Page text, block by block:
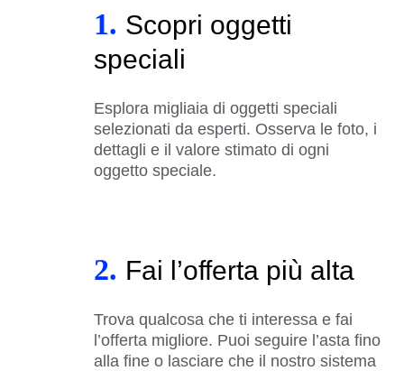
1. Scopri oggetti
speciali
Esplora migliaia di oggetti speciali
selezionati da esperti. Osserva le foto, i
dettagli e il valore stimato di ogni
oggetto speciale.
2. Fai l’offerta più alta
Trova qualcosa che ti interessa e fai
l’offerta migliore. Puoi seguire l’asta fino
alla fine o lasciare che il nostro sistema